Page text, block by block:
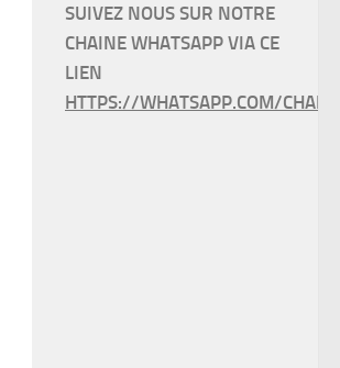
SUIVEZ NOUS SUR NOTRE
CHAINE WHATSAPP VIA CE
LIEN
HTTPS://WHATSAPP.COM/